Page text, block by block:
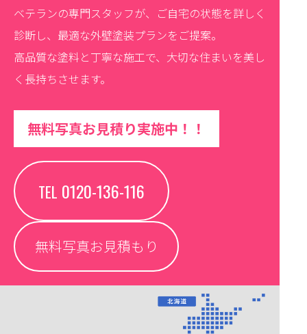
ベテランの専門スタッフが、ご自宅の状態を詳しく
診断し、最適な外壁塗装プランをご提案。
高品質な塗料と丁寧な施工で、大切な住まいを美し
く長持ちさせます。
無料写真お見積り実施中！！
TEL 0120-136-116
無料写真お見積もり